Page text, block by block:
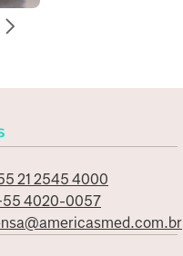
21 2545 4000
4020-0057